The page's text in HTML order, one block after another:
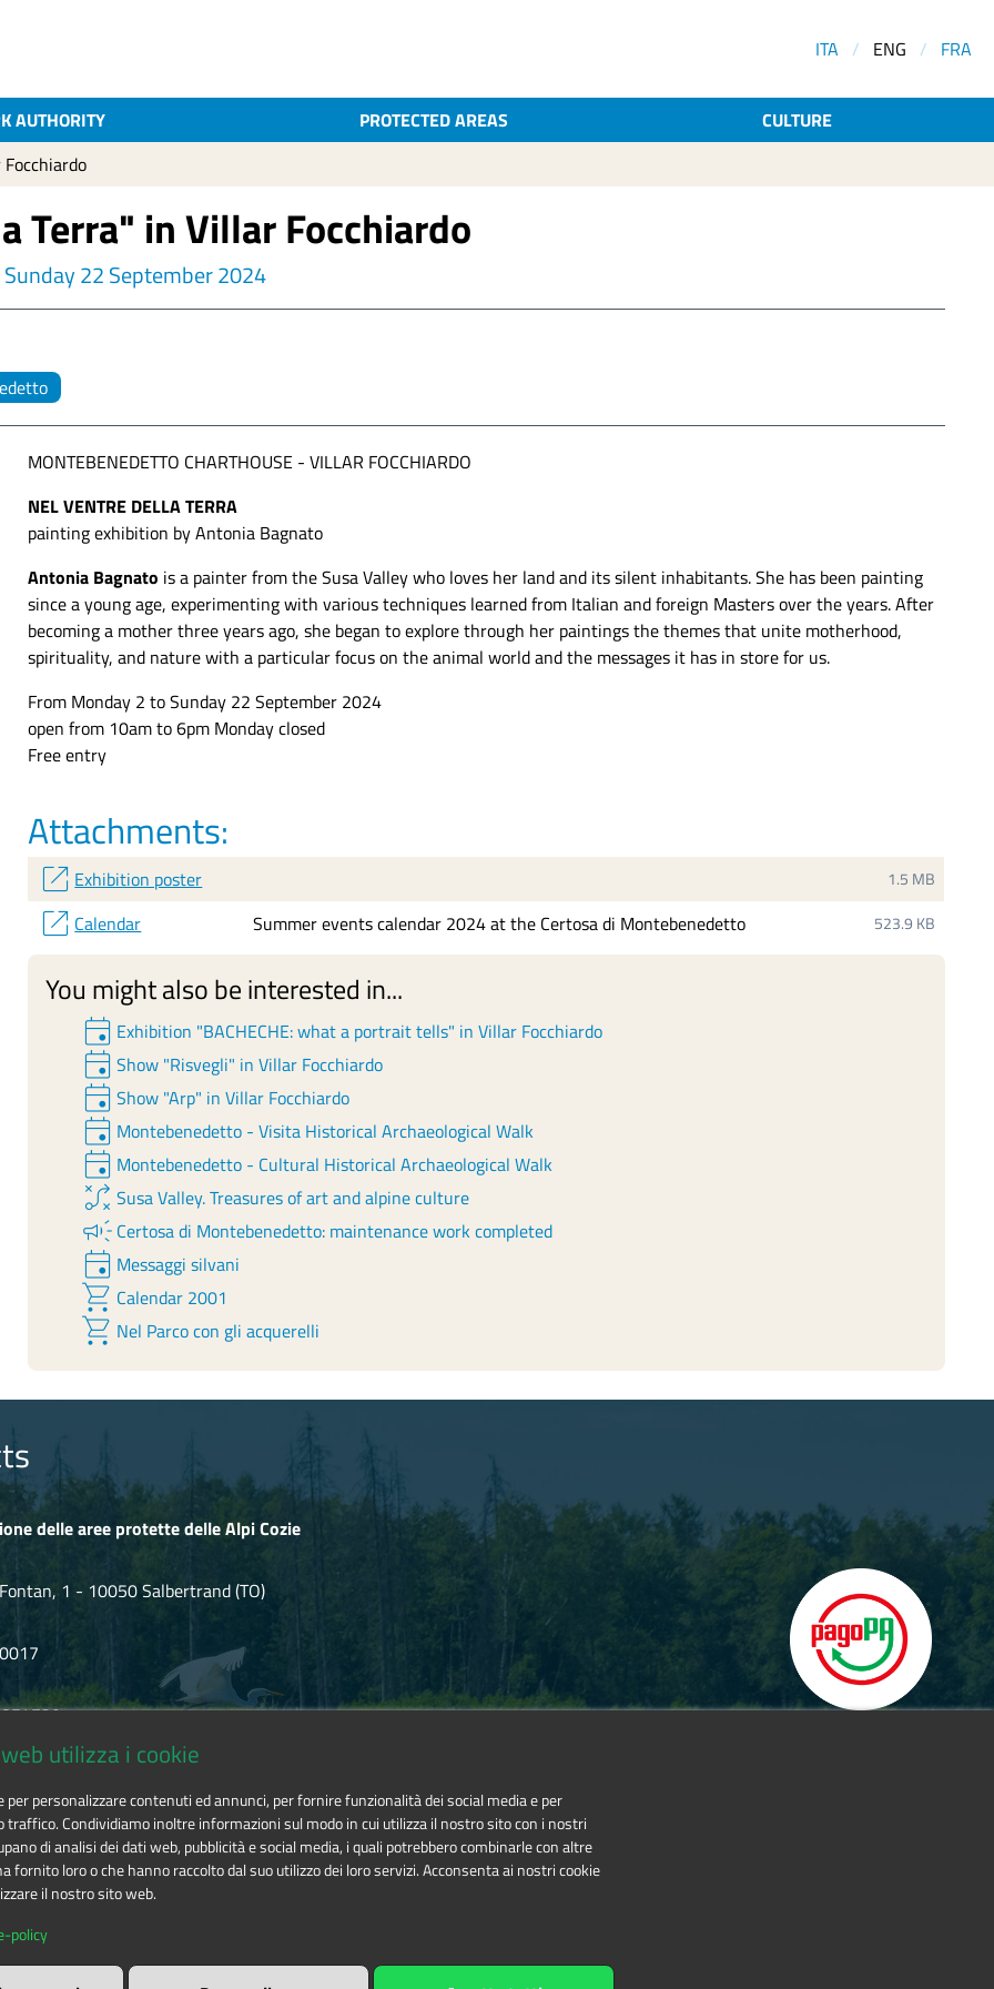
ITA / ENG / FRA
AUTHORITY PROTECTED AREAS
CULTURE
Terra" in Villar Focchiardo
22 September 2024
MONTEBENEDETTO CHARTHOUSE - VILLAR FOCCHIARDO
NEL VENTRE DELLA TERRA
painting exhibition by Antonia Bagnato
Antonia Bagnato is a painter from the Susa Valley who loves her land and its silent inhabitants. She has been painting
since a young age, experimenting with various techniques learned from Italian and foreign Masters over the years. After
becoming a mother three years ago, she began to explore through her paintings the themes that unite motherhood,
spirituality, and nature with a particular focus on the animal world and the messages it has in store for us.
From Monday 2 to Sunday 22 September 2024
open from 10am to 6pm Monday closed
Free entry
Attachments:
open_in_newExhibition poster 1.5 MB
open_in_newCalendar Summer events calendar 2024 at the Certosa di Montebenedetto 523.9 KB
You might also be interested in...
event Exhibition "BACHECHE: what a portrait tells" in Villar Focchiardo
eventShow "Risvegli" in Villar Focchiardo
eventShow "Arp" in Villar Focchiardo
event Montebenedetto - Visita Historical Archaeological Walk
event Montebenedetto - Cultural Historical Archaeological Walk
tacticSusa Valley. Treasures of art and alpine culture
campaign Certosa di Montebenedetto: maintenance work completed
event Messaggi silvani
shopping_cart Calendar 2001
shopping_cart Nel Parco con gli acquerelli
delle aree protette delle Alpi Cozie
1 - 10050 Salbertrand (TO)
utilizza i cookie
per personalizzare contenuti ed annunci, per fornire funzionalità dei social media e per
traffico. Condividiamo inoltre informazioni sul modo in cui utilizza il nostro sito con i nostri
di analisi dei dati web, pubblicità e social media, i quali potrebbero combinarle con altre
fornito loro o che hanno raccolto dal suo utilizzo dei loro servizi. Acconsenta ai nostri cookie
il nostro sito web.
policy